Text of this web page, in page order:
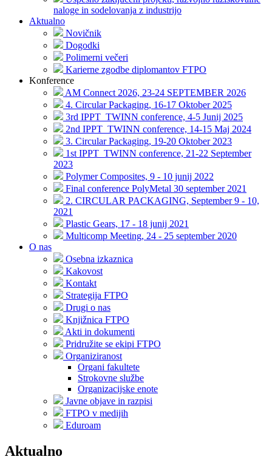
naloge in sodelovanja z industrijo
Aktualno
Novičnik
Dogodki
Polimerni večeri
Karierne zgodbe diplomantov FTPO
Konference
AM Connect 2026, 23-24 SEPTEMBER 2026
4. Circular Packaging, 16-17 Oktober 2025
3rd IPPT_TWINN conference, 4-5 Junij 2025
2nd IPPT_TWINN conference, 14-15 Maj 2024
3. Circular Packaging, 19-20 Oktober 2023
1st IPPT_TWINN conference, 21-22 September
2023
Polymer Composites, 9 - 10 junij 2022
Final conference PolyMetal 30 september 2021
2. CIRCULAR PACKAGING, September 9 - 10,
2021
Plastic Gears, 17 - 18 junij 2021
Multicomp Meeting, 24 - 25 september 2020
O nas
Osebna izkaznica
Kakovost
Kontakt
Strategija FTPO
Drugi o nas
Knjižnica FTPO
Akti in dokumenti
Pridružite se ekipi FTPO
Organiziranost
Organi fakultete
Strokovne službe
Organizacijske enote
Javne objave in razpisi
FTPO v medijih
Eduroam
Aktualno